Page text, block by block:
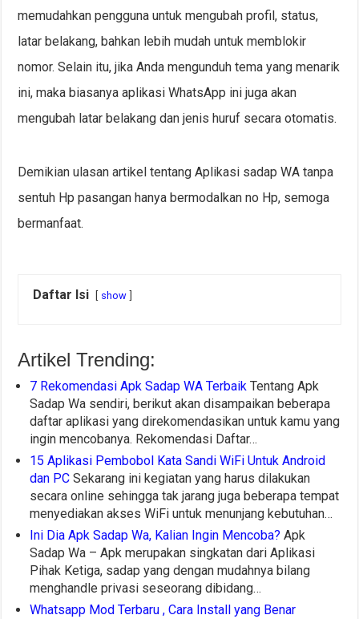
memudahkan pengguna untuk mengubah profil, status,
latar belakang, bahkan lebih mudah untuk memblokir
nomor. Selain itu, jika Anda mengunduh tema yang menarik
ini, maka biasanya aplikasi WhatsApp ini juga akan
mengubah latar belakang dan jenis huruf secara otomatis.
Demikian ulasan artikel tentang Aplikasi sadap WA tanpa
sentuh Hp pasangan hanya bermodalkan no Hp, semoga
bermanfaat.
Daftar Isi show
Artikel Trending:
7 Rekomendasi Apk Sadap WA Terbaik Tentang Apk
Sadap Wa sendiri, berikut akan disampaikan beberapa
daftar aplikasi yang direkomendasikan untuk kamu yang
ingin mencobanya. Rekomendasi Daftar…
15 Aplikasi Pembobol Kata Sandi WiFi Untuk Android
dan PC Sekarang ini kegiatan yang harus dilakukan
secara online sehingga tak jarang juga beberapa tempat
menyediakan akses WiFi untuk menunjang kebutuhan…
Ini Dia Apk Sadap Wa, Kalian Ingin Mencoba? Apk
Sadap Wa – Apk merupakan singkatan dari Aplikasi
Pihak Ketiga, sadap yang dengan mudahnya bilang
menghandle privasi seseorang dibidang…
Whatsapp Mod Terbaru , Cara Install yang Benar